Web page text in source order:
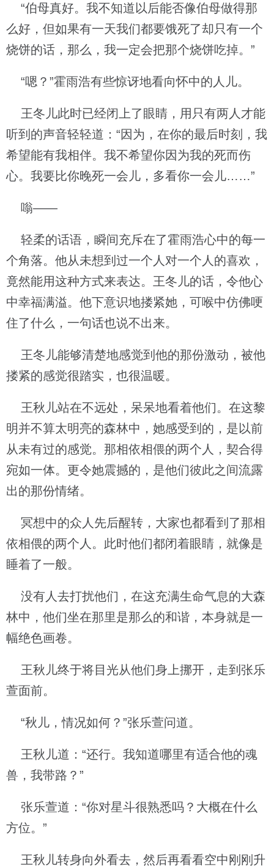
“伯母真好。我不知道以后能否像伯母做得那
么好，但如果有一天我们都要饿死了却只有一个
烧饼的话，那么，我一定会把那个烧饼吃掉。”
“嗯？”霍雨浩有些惊讶地看向怀中的人儿。
王冬儿此时已经闭上了眼睛，用只有两人才能
听到的声音轻轻道：“因为，在你的最后时刻，我
希望能有我相伴。我不希望你因为我的死而伤
心。我要比你晚死一会儿，多看你一会儿……”
嗡——
轻柔的话语，瞬间充斥在了霍雨浩心中的每一
个角落。他从未想到过一个人对一个人的喜欢，
竟然能用这种方式来表达。王冬儿的话，令他心
中幸福满溢。他下意识地搂紧她，可喉中仿佛哽
住了什么，一句话也说不出来。
王冬儿能够清楚地感觉到他的那份激动，被他
搂紧的感觉很踏实，也很温暖。
王秋儿站在不远处，呆呆地看着他们。在这黎
明并不算太明亮的森林中，她感受到的，是以前
从未有过的感觉。那相依相偎的两个人，契合得
宛如一体。更令她震撼的，是他们彼此之间流露
出的那份情绪。
冥想中的众人先后醒转，大家也都看到了那相
依相偎的两个人。此时他们都闭着眼睛，就像是
睡着了一般。
没有人去打扰他们，在这充满生命气息的大森
林中，他们坐在那里是那么的和谐，本身就是一
幅绝色画卷。
王秋儿终于将目光从他们身上挪开，走到张乐
萱面前。
“秋儿，情况如何？”张乐萱问道。
王秋儿道：“还行。我知道哪里有适合他的魂
兽，我带路？”
张乐萱道：“你对星斗很熟悉吗？大概在什么
方位。”
王秋儿转身向外看去，然后再看看空中刚刚升